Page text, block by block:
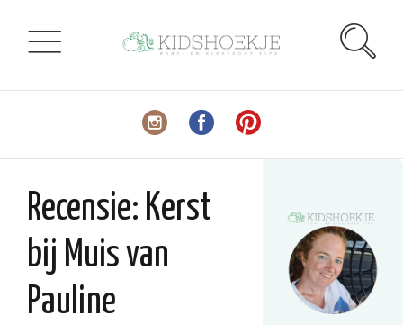
Recensie: Kerst
bij Muis van
Pauline